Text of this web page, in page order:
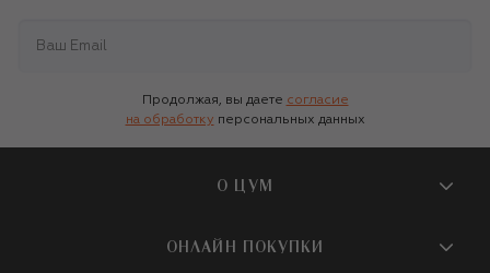
Продолжая, вы даете согласие
на обработку персональных данных
О ЦУМ
О магазине
ОНЛАЙН ПОКУПКИ